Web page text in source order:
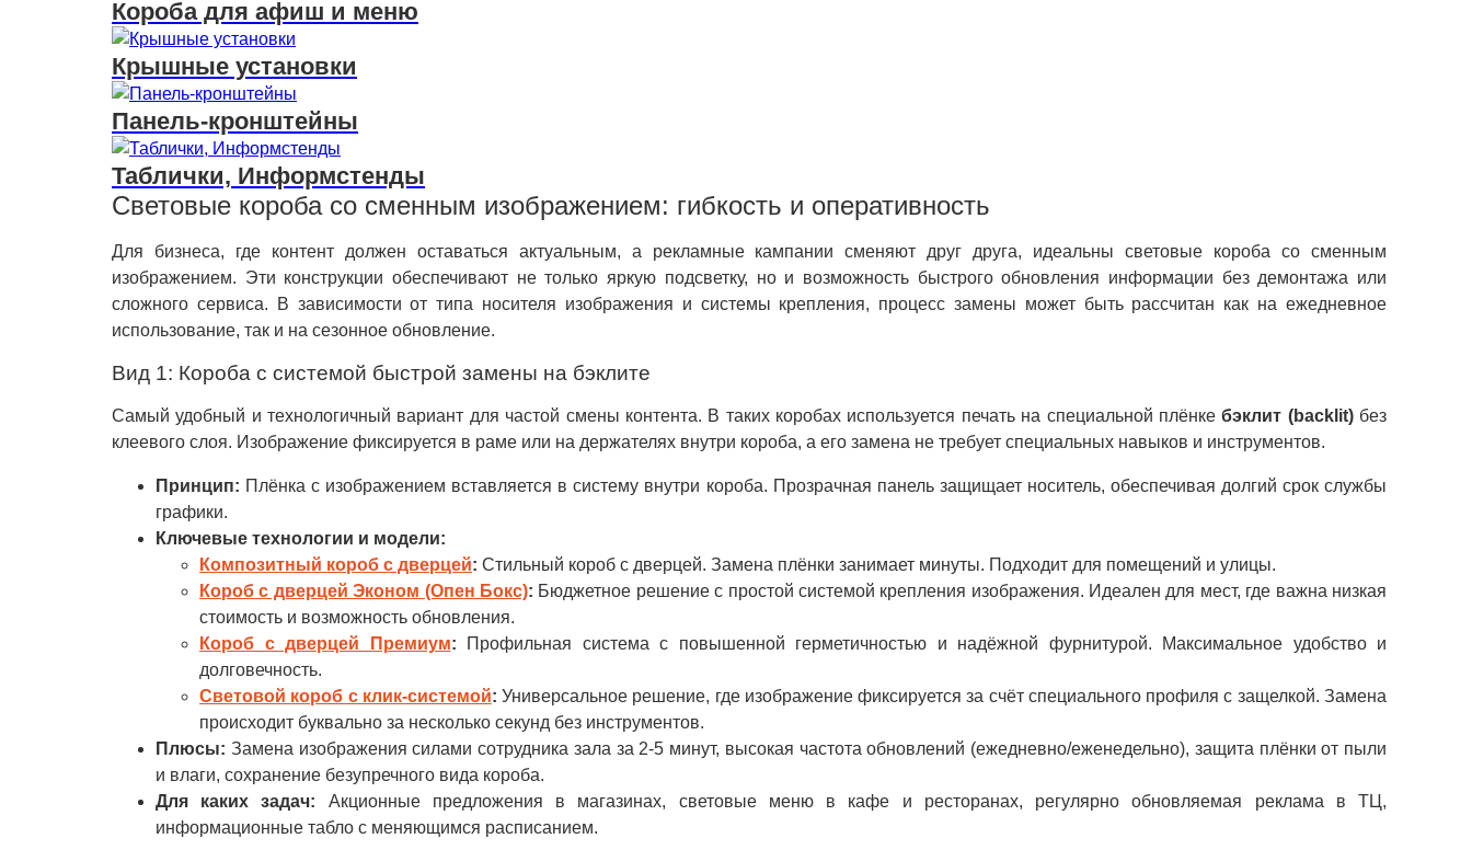
Короба для афиш и меню
Крышные установки
Панель-кронштейны
Таблички, Информстенды
Световые короба со сменным изображением: гибкость и оперативность
Для бизнеса, где контент должен оставаться актуальным, а рекламные кампании сменяют друг друга, идеальны световые короба со сменным
изображением. Эти конструкции обеспечивают не только яркую подсветку, но и возможность быстрого обновления информации без демонтажа или
сложного сервиса. В зависимости от типа носителя изображения и системы крепления, процесс замены может быть рассчитан как на ежедневное
использование, так и на сезонное обновление.
Вид 1: Короба с системой быстрой замены на бэклите
Самый удобный и технологичный вариант для частой смены контента. В таких коробах используется печать на специальной плёнкебэклит (backlit)без
клеевого слоя. Изображение фиксируется в раме или на держателях внутри короба, а его замена не требует специальных навыков и инструментов.
Принцип: Плёнка с изображением вставляется в систему внутри короба. Прозрачная панель защищает носитель, обеспечивая долгий срок службы
графики.
Ключевые технологии и модели:
Композитный короб с дверцей: Стильный короб с дверцей. Замена плёнки занимает минуты. Подходит для помещений и улицы.
Короб с дверцей Эконом (Опен Бокс): Бюджетное решение с простой системой крепления изображения. Идеален для мест, где важна низкая
стоимость и возможность обновления.
Короб с дверцей Премиум: Профильная система с повышенной герметичностью и надёжной фурнитурой. Максимальное удобство и
долговечность.
Световой короб с клик-системой: Универсальное решение, где изображение фиксируется за счёт специального профиля с защелкой. Замена
происходит буквально за несколько секунд без инструментов.
Плюсы: Замена изображения силами сотрудника зала за 2-5 минут, высокая частота обновлений (ежедневно/еженедельно), защита плёнки от пыли
и влаги, сохранение безупречного вида короба.
Для каких задач: Акционные предложения в магазинах, световые меню в кафе и ресторанах, регулярно обновляемая реклама в ТЦ,
информационные табло с меняющимся расписанием.